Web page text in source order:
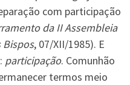
com participação
da II Assembleia
Bispos, 07/XII/1985). E
participação. Comunhão
termos meio